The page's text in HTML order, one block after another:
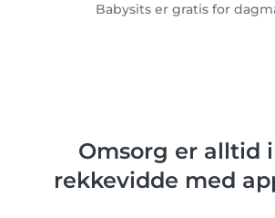
Babysits er gratis for
Omsorg er alltid
rekkevidde med